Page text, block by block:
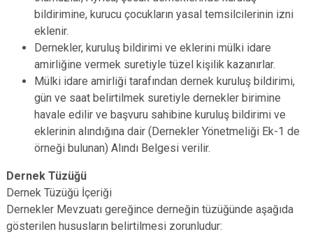
bildirimine, kurucu çocukların yasal temsilcilerinin izni
eklenir.
Dernekler, kuruluş bildirimi ve eklerini mülki idare
amirliğine vermek suretiyle tüzel kişilik kazanırlar.
Mülki idare amirliği tarafından dernek kuruluş bildirimi,
gün ve saat belirtilmek suretiyle dernekler birimine
havale edilir ve başvuru sahibine kuruluş bildirimi ve
eklerinin alındığına dair (Dernekler Yönetmeliği Ek-1 de
örneği bulunan) Alındı Belgesi verilir.
Dernek Tüzüğü
Dernek Tüzüğü İçeriği
Dernekler Mevzuatı gereğince derneğin tüzüğünde aşağıda
gösterilen hususların belirtilmesi zorunludur: